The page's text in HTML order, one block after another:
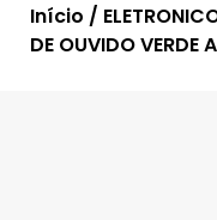
Início /
DE OUVIDO